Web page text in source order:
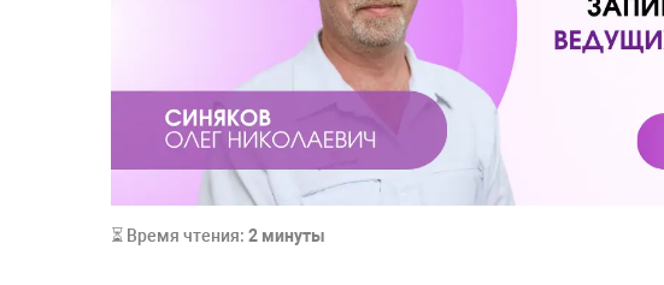
⏳ Время чтения: 2 минуты